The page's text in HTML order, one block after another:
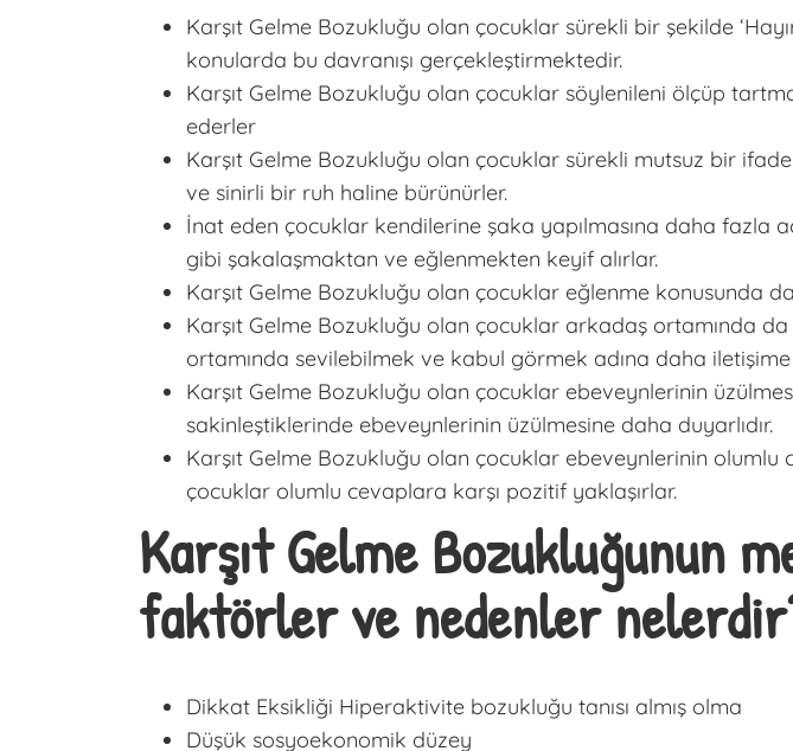
Karşıt Gelme Bozukluğu olan çocuklar sürekli bir şekilde
konularda bu davranışı gerçekleştirmektedir.
Karşıt Gelme Bozukluğu olan çocuklar söylenileni ölçüp
ederler
Karşıt Gelme Bozukluğu olan çocuklar sürekli mutsuz bir
ve sinirli bir ruh haline bürünürler.
İnat eden çocuklar kendilerine şaka yapılmasına daha fazla
gibi şakalaşmaktan ve eğlenmekten keyif alırlar.
Karşıt Gelme Bozukluğu olan çocuklar eğlenme konusunda
Karşıt Gelme Bozukluğu olan çocuklar arkadaş ortamında
ortamında sevilebilmek ve kabul görmek adına daha iletişime
Karşıt Gelme Bozukluğu olan çocuklar ebeveynlerinin
sakinleştiklerinde ebeveynlerinin üzülmesine daha duyarlıdır.
Karşıt Gelme Bozukluğu olan çocuklar ebeveynlerinin
çocuklar olumlu cevaplara karşı pozitif yaklaşırlar.
Karşıt Gelme Bozukluğunun
faktörler ve nedenler
Dikkat Eksikliği Hiperaktivite bozukluğu tanısı almış olma
Düşük sosyoekonomik düzey